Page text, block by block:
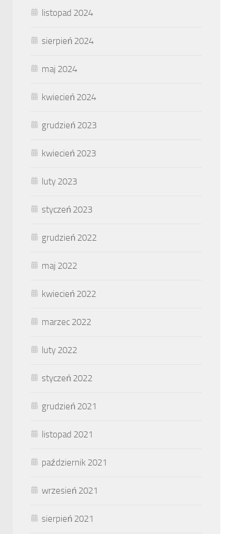
listopad 2024
sierpień 2024
maj 2024
kwiecień 2024
grudzień 2023
kwiecień 2023
luty 2023
styczeń 2023
grudzień 2022
maj 2022
kwiecień 2022
marzec 2022
luty 2022
styczeń 2022
grudzień 2021
listopad 2021
październik 2021
wrzesień 2021
sierpień 2021